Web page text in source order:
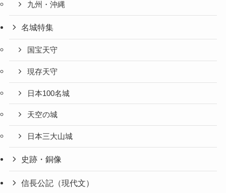
九州・沖縄
名城特集
国宝天守
現存天守
日本100名城
天空の城
日本三大山城
史跡・銅像
信長公記（現代文）